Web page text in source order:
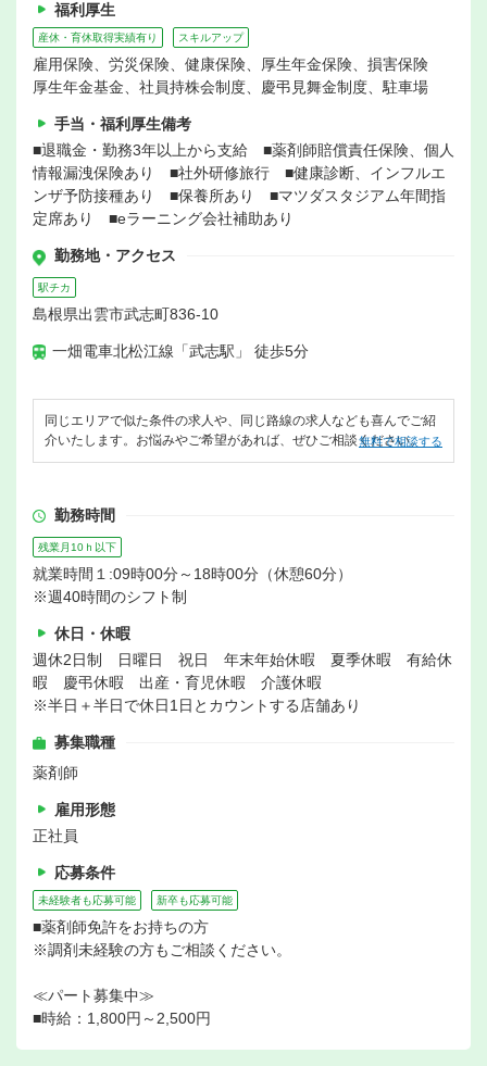
福利厚生
産休・育休取得実績有り スキルアップ
雇用保険、労災保険、健康保険、厚生年金保険、損害保険
厚生年金基金、社員持株会制度、慶弔見舞金制度、駐車場
手当・福利厚生備考
■退職金・勤務3年以上から支給 ■薬剤師賠償責任保険、個人
情報漏洩保険あり ■社外研修旅行 ■健康診断、インフルエ
ンザ予防接種あり ■保養所あり ■マツダスタジアム年間指
定席あり ■eラーニング会社補助あり
勤務地・アクセス
駅チカ
島根県出雲市武志町836-10
一畑電車北松江線「武志駅」 徒歩5分
同じエリアで似た条件の求人や、同じ路線の求人なども喜んでご紹
介いたします。お悩みやご希望があれば、ぜひご相談ください。
無料で相談する
勤務時間
残業月10ｈ以下
就業時間１:09時00分～18時00分（休憩60分）
※週40時間のシフト制
休日・休暇
週休2日制 日曜日 祝日 年末年始休暇 夏季休暇 有給休
暇 慶弔休暇 出産・育児休暇 介護休暇
※半日＋半日で休日1日とカウントする店舗あり
募集職種
薬剤師
雇用形態
正社員
応募条件
未経験者も応募可能 新卒も応募可能
■薬剤師免許をお持ちの方
※調剤未経験の方もご相談ください。
≪パート募集中≫
■時給：1,800円～2,500円